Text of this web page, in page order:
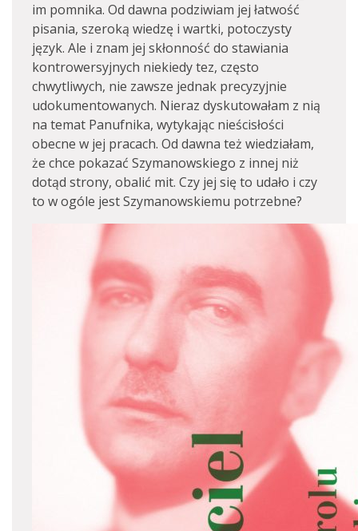
im pomnika. Od dawna podziwiam jej łatwość
pisania, szeroką wiedzę i wartki, potoczysty
język. Ale i znam jej skłonność do stawiania
kontrowersyjnych niekiedy tez, często
chwytliwych, nie zawsze jednak precyzyjnie
udokumentowanych. Nieraz dyskutowałam z nią
na temat Panufnika, wytykając nieścisłości
obecne w jej pracach. Od dawna też wiedziałam,
że chce pokazać Szymanowskiego z innej niż
dotąd strony, obalić mit. Czy jej się to udało i czy
to w ogóle jest Szymanowskiemu potrzebne?